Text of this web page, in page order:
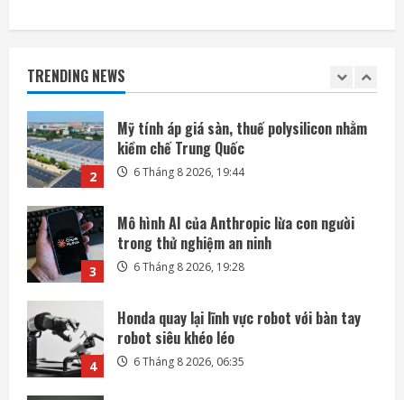
TRENDING NEWS
2
Mỹ tính áp giá sàn, thuế polysilicon nhằm
3
Mô hình AI của Anthropic lừa con người
trong thử nghiệm an ninh
6 Tháng 8 2026, 19:28
4
Honda quay lại lĩnh vực robot với bàn tay
robot siêu khéo léo
6 Tháng 8 2026, 06:35
5
SpaceX phóng thêm 3 vệ tinh BlueBird kết
nối di động trực tiếp
6 Tháng 8 2026, 06:30